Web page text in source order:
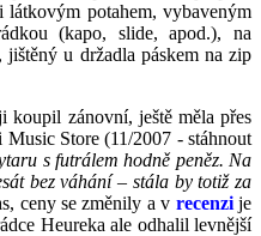
potahem, vybaveným
(kapo, slide, apod.), na
u držadla páskem na zip
zánovní, ještě měla přes
Store (11/2007 - stáhnout
s futrálem hodně peněz. Na
bez váhání – stála by totiž za
ceny se změnily a v recenzije
Heureka ale odhalil levnější